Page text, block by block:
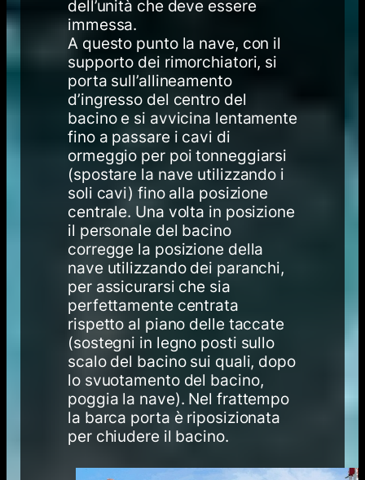
dell’unità che deve essere
immessa.
A questo punto la nave, con il
supporto dei rimorchiatori, si
porta sull’allineamento
d’ingresso del centro del
bacino e si avvicina lentamente
fino a passare i cavi di
ormeggio per poi tonneggiarsi
(spostare la nave utilizzando i
soli cavi) fino alla posizione
centrale. Una volta in posizione
il personale del bacino
corregge la posizione della
nave utilizzando dei paranchi,
per assicurarsi che sia
perfettamente centrata
rispetto al piano delle taccate
(sostegni in legno posti sullo
scalo del bacino sui quali, dopo
lo svuotamento del bacino,
poggia la nave). Nel frattempo
la barca porta è riposizionata
per chiudere il bacino.